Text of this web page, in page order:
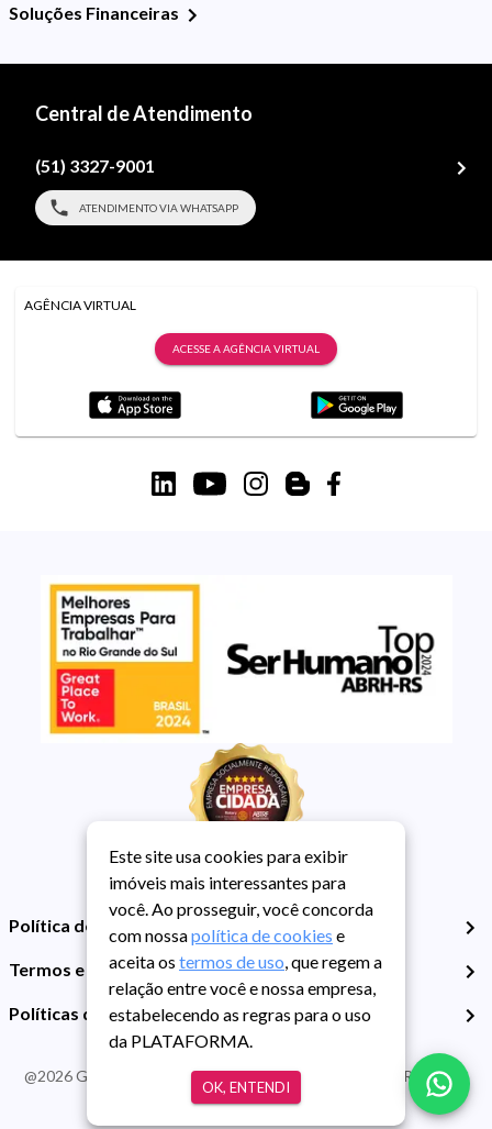
Soluções Financeiras
Central de Atendimento
(51) 3327-9001
ATENDIMENTO VIA WHATSAPP
AGÊNCIA VIRTUAL
ACESSE A AGÊNCIA VIRTUAL
Política de Privacidade
Termos e Condições de Uso
Políticas de Cookies
@2026Guarida Imóvel. Todos os direitos reservados. CRECI RS -
413J | CNPJ Guarida: 89.398.606/0001-30
Este site usa cookies para exibir
imóveis mais interessantes para
você. Ao prosseguir, você concorda
com nossapolítica de cookies e
aceita os termos de uso, que regem a
relação entre você e nossa empresa,
estabelecendo as regras para o uso
da PLATAFORMA.
OK, ENTENDI